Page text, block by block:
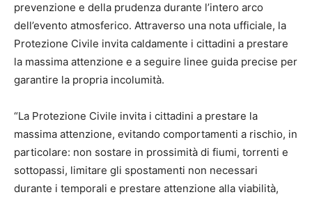
prevenzione e della prudenza durante l’intero arco
dell’evento atmosferico. Attraverso una nota ufficiale, la
Protezione Civile invita caldamente i cittadini a prestare
la massima attenzione e a seguire linee guida precise per
garantire la propria incolumità.
“La Protezione Civile invita i cittadini a prestare la
massima attenzione, evitando comportamenti a rischio, in
particolare: non sostare in prossimità di fiumi, torrenti e
sottopassi, limitare gli spostamenti non necessari
durante i temporali e prestare attenzione alla viabilità,